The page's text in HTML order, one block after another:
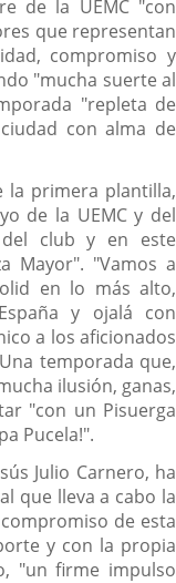
de la UEMC "con
que representan
compromiso y
"mucha suerte al
"repleta de
con alma de
la primera plantilla,
de la UEMC y del
club y en este
Mayor". "Vamos a
en lo más alto,
y ojalá con
a los aficionados
temporada que,
ilusión, ganas,
"con un Pisuerga
Pucela!".
Julio Carnero, ha
que lleva a cabo la
de esta
y con la propia
"un firme impulso